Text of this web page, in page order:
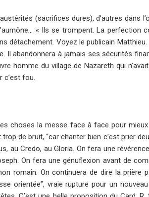
(sacrifices dures), d’autres dans
« Ils se trompent. La perfection
détachement. Voyez le publicain
Il abandonnera à jamais ses sécurités
homme du village de Nazareth qui
c’est fou.
choses la messe face à face pour
de bruit, “car chanter bien c’est prier
au Credo, au Gloria. On fera une
On fera une génuflexion avant de
romain. On continuera de dire la prière
orientée”, vraie rupture pour un